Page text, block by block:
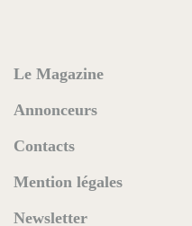
Le Magazine
Annonceurs
Contacts
Mention légales
Newsletter